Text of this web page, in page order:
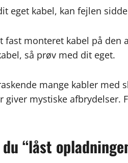
eget kabel, kan fejlen
fast monteret kabel på
så prøv med dit eget.
mange kabler
giver mystiske
“låst